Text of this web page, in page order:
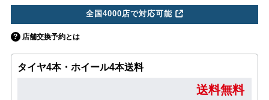
全国4000店で対応可能
店舗交換予約とは
タイヤ4本・ホイール4本送料
送料無料